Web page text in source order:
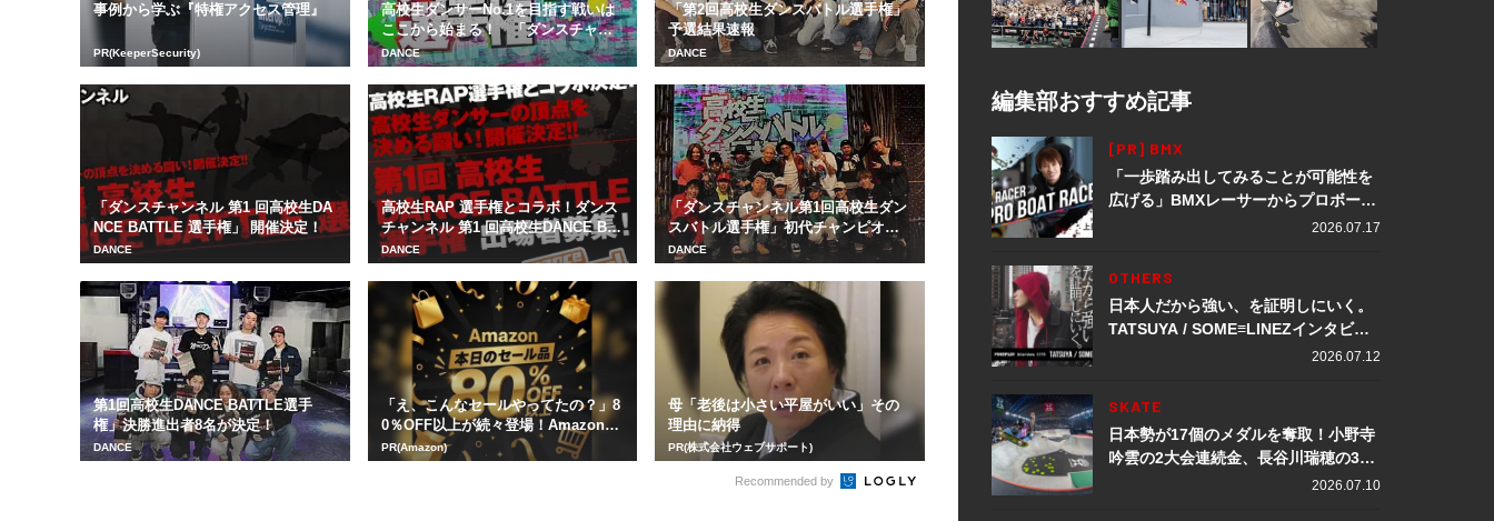
事例から学ぶ『特権アクセス管理』
PR(KeeperSecurity)
高校生ダンサーNo.1を目指す戦いは
ここから始まる！ 「ダンスチャン
ネル 第3回...
DANCE
「第2回高校生ダンスバトル選手権」
予選結果速報
DANCE
「ダンスチャンネル 第1 回高校生DA
NCE BATTLE 選手権」 開催決定！
DANCE
高校生RAP 選手権とコラボ！ダンス
チャンネル 第1 回高校生DANCE BA
T...
DANCE
「ダンスチャンネル第1回高校生ダン
スバトル選手権」初代チャンピオン
はTAKUMI...
DANCE
第1回高校生DANCE BATTLE選手
権」決勝進出者8名が決定！
DANCE
「え、こんなセールやってたの？」8
0％OFF以上が続々登場！Amazonの
本気が...
PR(Amazon)
母「老後は小さい平屋がいい」その
理由に納得
PR(株式会社ウェブサポート)
Recommended by
編集部おすすめ記事
[PR] BMX
「一歩踏み出してみることが可能性を
広げる」BMXレーサーからプロボート
レーサーへ転身。上田龍星が体現する
2026.07.17
OTHERS
日本人だから強い、を証明しにいく。
TATSUYA / SOME≡LINEZインタビュ
2026.07.12
SKATE
日本勢が17個のメダルを奪取！小野寺
吟雲の2大会連続金、長谷川瑞穂の3メ
ダル獲得など数々の快挙をプレイバッ
2026.07.10